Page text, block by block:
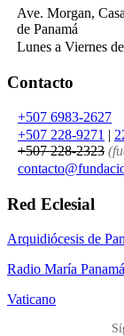
Ave. Morgan,
de Panamá
Lunes a Viernes
Contacto
+507 6983-2627
+507 228-9271 |
+507 228-2323
contacto@
Red Eclesial
Arquidiócesis de
Radio María Panamá
Vaticano